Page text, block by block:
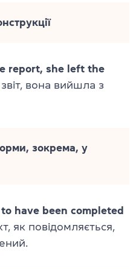
report, she left the
вона вийшла з
зокрема, у
have been completed
як повідомляється,